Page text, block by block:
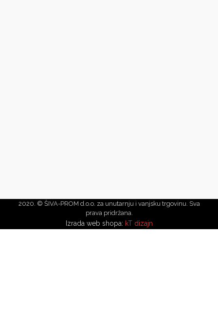
2020. © ŠIVA-PROM d.o.o. za unutarnju i vanjsku trgovinu. Sva
prava pridržana.
Izrada web shopa: kT dizajn